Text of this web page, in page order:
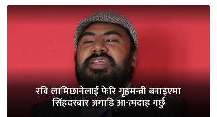
रवि लामिछानेलाई फेरि गृहमन्त्री बनाइएमा
सिंहदरबार अगाडि आ-त्मदाह गर्छु